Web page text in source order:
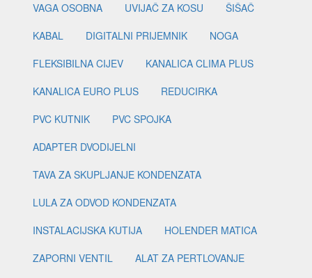
VAGA OSOBNA
UVIJAČ ZA KOSU
ŠIŠAČ
KABAL
DIGITALNI PRIJEMNIK
NOGA
FLEKSIBILNA CIJEV
KANALICA CLIMA PLUS
KANALICA EURO PLUS
REDUCIRKA
PVC KUTNIK
PVC SPOJKA
ADAPTER DVODIJELNI
TAVA ZA SKUPLJANJE KONDENZATA
LULA ZA ODVOD KONDENZATA
INSTALACIJSKA KUTIJA
HOLENDER MATICA
ZAPORNI VENTIL
ALAT ZA PERTLOVANJE